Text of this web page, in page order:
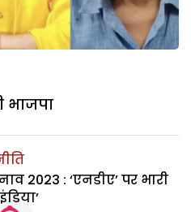
भाजपा
2023 : ‘एनडीए’ पर भारी